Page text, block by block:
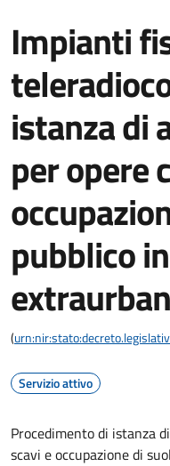
Impianti
istanza di
per opere
pubblico
(
Servizio attivo
Procedimento di istanza
scavi e occupazione di